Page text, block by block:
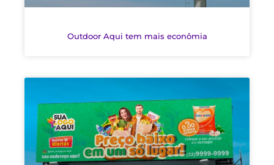
Outdoor Aqui tem mais econômia